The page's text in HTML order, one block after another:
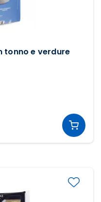
tonno e verdure